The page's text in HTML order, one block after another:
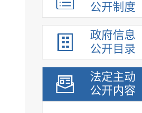
公开制度
政府信息
公开目录
法定主动
公开内容